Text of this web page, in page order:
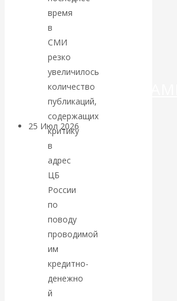
ДЕНЕГ»: КИТАЙ
ВЕДЁТ БОРЬБУ
КРИПТОВАЛЮТАМИ
25 Июл 2026
Валентин
КАтасонов.
Может ли
Америка
покинуть НАТО?
время
в
СМИ
резко
увеличилось
количество
публикаций,
содержащих
критику
в
адрес
ЦБ
России
по
поводу
проводимой
им
кредитно-
денежно
й